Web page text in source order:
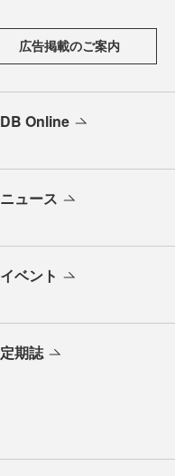
広告掲載のご案内
DB Online
ニュース
イベント
定期誌